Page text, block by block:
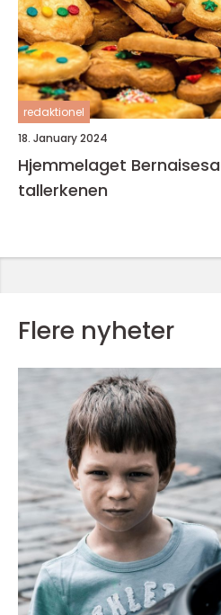
redaktionel
18. January 2024
Hjemmelaget
tallerkenen
Flere nyheter